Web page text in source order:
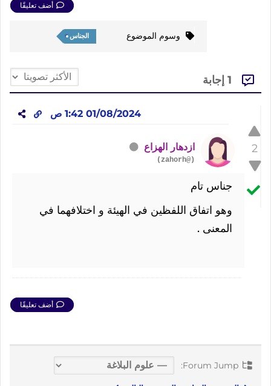
أضف تعليقًا
وسوم الموضوع الجناس
2
01/08/2024 1:42 ص
ازدهار الهزاع
(@zahorh)
جناس تام
وهو اتفاق اللفظين في الهيئة و اختلافهما في
المعنى .
أضف تعليقًا